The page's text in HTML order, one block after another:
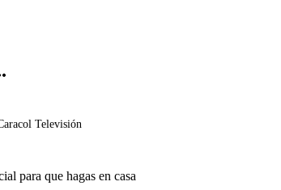
Televisión
para que hagas en casa